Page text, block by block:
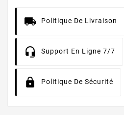
Politique De Livraison
Support En Ligne 7/7
Politique De Sécurité